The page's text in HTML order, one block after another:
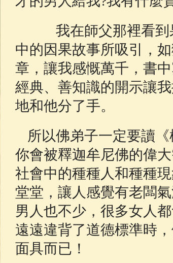
我在師父那裡看到
中的因果故事所吸引，
章，讓我感慨萬千，書
經典、善知識的開示讓
地和他分了手。
所以佛弟子一定要讀
你會被釋迦牟尼佛的偉
社會中的種種人和種種
堂堂，讓人感覺有老闆
男人也不少，很多女人
遠遠違背了道德標準時
面具而已！